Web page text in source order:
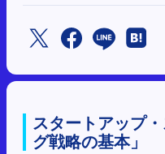
スタートアップ
グ戦略の基本」